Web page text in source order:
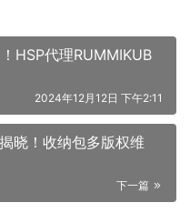
HSP代理RUMMIKUB
2024年12月12日 下午2:11
晓！收纳包多版权维
下一篇